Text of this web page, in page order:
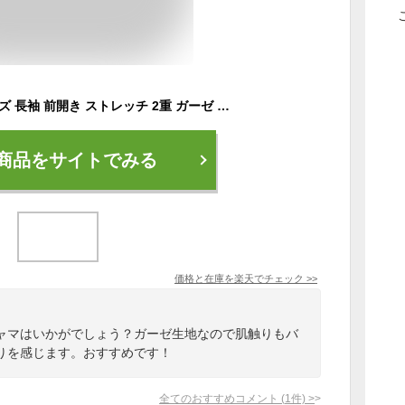
ガーゼ パジャマ メンズ 長袖 前開き ストレッチ 2重 ガーゼ ぬくもりノビーゼ”RIN” 厚手 秋 冬 用 大きい サイズ 快適 快眠 高級 男性 部屋着 入院 ギフト プレゼント
品をサイトでみる
価格と在庫を楽天でチェック >>
マはいかがでしょう？ガーゼ生地なので肌触りもバ
感じます。おすすめです！
全てのおすすめコメント (1 件) >